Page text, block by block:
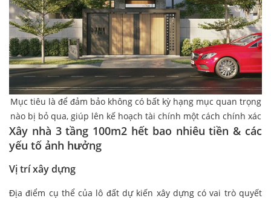
Mục tiêu là để đảm bảo không có bất kỳ hạng mục quan trọng
nào bị bỏ qua, giúp lên kế hoạch tài chính một cách chính xác
Xây nhà 3 tầng 100m2 hết bao nhiêu tiền & các
yếu tố ảnh hưởng
Vị trí xây dựng
Địa điểm cụ thể của lô đất dự kiến xây dựng có vai trò quyết